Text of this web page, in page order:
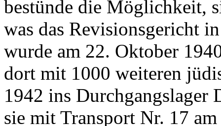
bestünde die Möglichkeit,
was das Revisionsgericht
wurde am 22. Oktober
dort mit 1000 weiteren
1942 ins Durchgangslager
sie mit Transport Nr. 17